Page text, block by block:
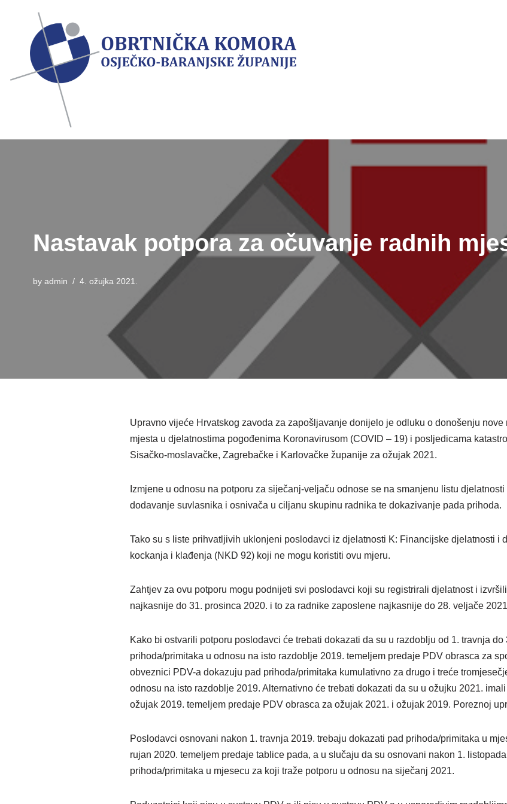
content
Nastavak potpora za očuvanje radnih
by admin 4. ožujka 2021.
Upravno vijeće Hrvatskog zavoda za zapošljavanje donijelo je odluku o donošenju
mjesta u djelatnostima pogođenima Koronavirusom (COVID – 19) i posljedicama
Sisačko-moslavačke, Zagrebačke i Karlovačke županije za ožujak 2021.
Izmjene u odnosu na potporu za siječanj-veljaču odnose se na smanjenu listu
dodavanje suvlasnika i osnivača u ciljanu skupinu radnika te dokazivanje pada prihoda.
Tako su s liste prihvatljivih uklonjeni poslodavci iz djelatnosti K: Financijske djelatnosti i
kockanja i klađenja (NKD 92) koji ne mogu koristiti ovu mjeru.
Zahtjev za ovu potporu mogu podnijeti svi poslodavci koji su registrirali djelatnost i
najkasnije do 31. prosinca 2020. i to za radnike zaposlene najkasnije do 28. veljače
Kako bi ostvarili potporu poslodavci će trebati dokazati da su u razdoblju od 1. travnja do
prihoda/primitaka u odnosu na isto razdoblje 2019. temeljem predaje PDV obrasca za
obveznici PDV-a dokazuju pad prihoda/primitaka kumulativno za drugo i treće
odnosu na isto razdoblje 2019. Alternativno će trebati dokazati da su u ožujku 2021.
ožujak 2019. temeljem predaje PDV obrasca za ožujak 2021. i ožujak 2019. Poreznoj
Poslodavci osnovani nakon 1. travnja 2019. trebaju dokazati pad prihoda/primitaka u
rujan 2020. temeljem predaje tablice pada, a u slučaju da su osnovani nakon 1.
prihoda/primitaka u mjesecu za koji traže potporu u odnosu na siječanj 2021.